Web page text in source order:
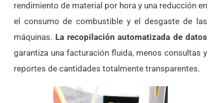
rendimiento de material por hora y una reducción en
el consumo de combustible y el desgaste de las
máquinas. La recopilación automatizada de datos
garantiza una facturación fluida, menos consultas y
reportes de cantidades totalmente transparentes.